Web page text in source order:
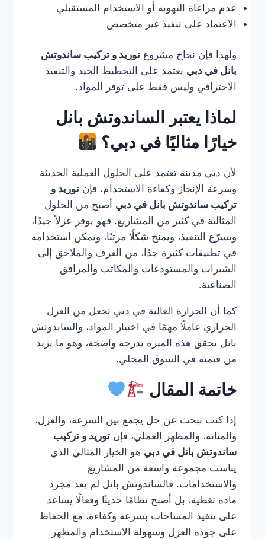
عدم مراعاة التهوية أو الاستخدام المستقبلي
الاعتماد على تنفيذ غير متخصص
ولهذا فإن نجاح مشروع توريد و تركيب ساندوتش
بانل في دبي يعتمد على التخطيط الجيد والتنفيذ
الاحترافي وليس فقط على توفر المواد.
لماذا يعتبر الساندوتش بانل
خيارًا مثاليًا في دبي؟
لأن دبي مدينة تعتمد على الحلول العملية الحديثة
وسرعة الإنجاز وكفاءة الاستخدام، فإن توريد و
تركيب ساندوتش بانل في دبي أصبح من الحلول
المثالية في كثير من المشاريع. فهو يوفر عزلاً جيدًا،
ويسرّع التنفيذ، ويمنح شكلًا مرتبًا، ويمكن استخدامه
في تطبيقات كثيرة جدًا، من الغرف والملاحق إلى
الشبرات والمستودعات والمكاتب والمرافق
الصناعية.
كما أن الحرارة العالية في دبي تجعل من العزل
الحراري عاملًا مهمًا في اختيار المواد، والساندوتش
بانل يحقق هذه الميزة بدرجة واضحة، وهو ما يزيد
من قيمته في السوق المحلي.
خاتمة المقال
إذا كنت تبحث عن حل يجمع بين السرعة، والعزل،
والمتانة، والمظهر العملي، فإن توريد و تركيب
ساندوتش بانل في دبي هو الخيار المثالي الذي
يناسب مجموعة واسعة من المشاريع
والاستخدامات. فالساندوتش بانل لم يعد مجرد
مادة تغطية، بل أصبح نظامًا حديثًا وفعالًا يساعد
على تنفيذ المساحات بسرعة وكفاءة، مع الحفاظ
على جودة العزل وسهولة الاستخدام والمظهر